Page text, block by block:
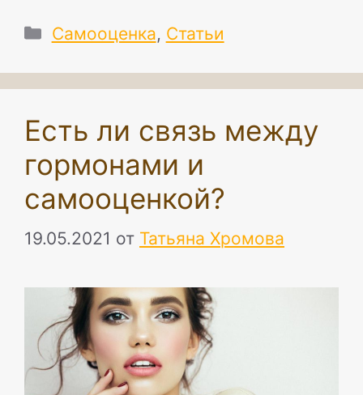
Рубрики
Самооценка, Статьи
Есть ли связь между
гормонами и
самооценкой?
19.05.2021 от Татьяна Хромова